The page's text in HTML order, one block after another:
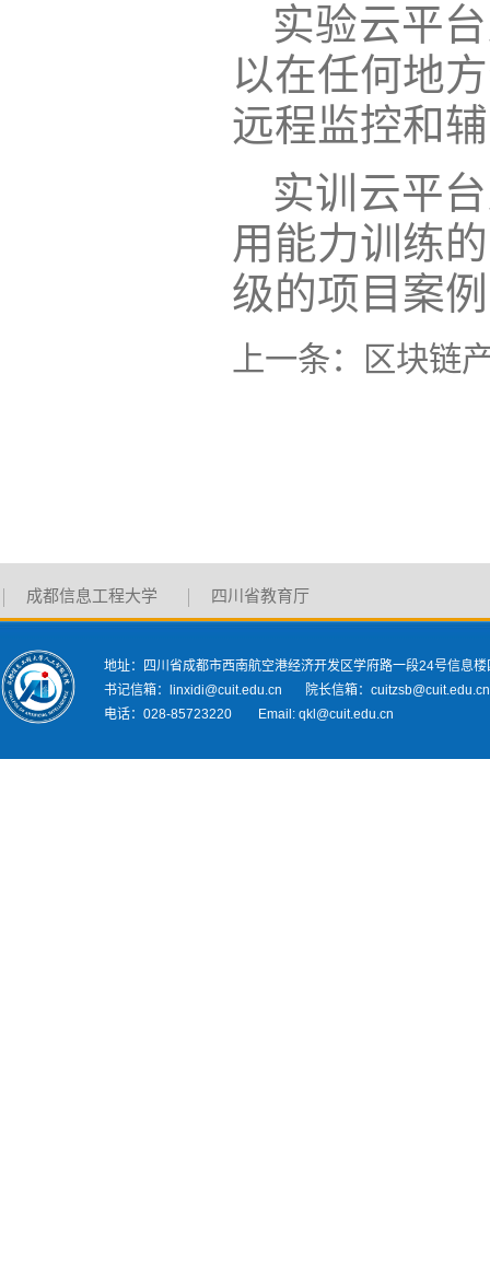
实验云平
以在任何地
远程监控和
实训云平
用能力训练
级的项目案
上一条： 区块链
成都信息工程大学 四川省教育厅
地址：四川省成都市西南航空港经济开发区学府路一段24号信息楼
书记信箱：linxidi@cuit.edu.cn 院长信箱：cuitzsb@cuit.edu.cn
电话：028-85723220 Email: qkl@cuit.edu.cn